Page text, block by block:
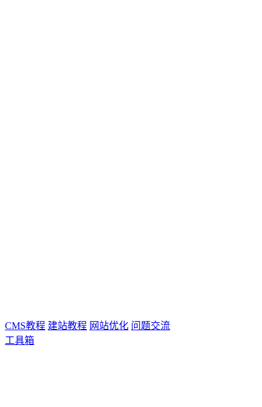
CMS教程 建站教程 网站优化 问题交流
工具箱